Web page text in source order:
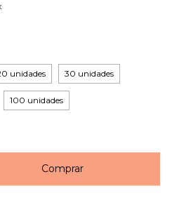
unidades 30 unidades
100 unidades